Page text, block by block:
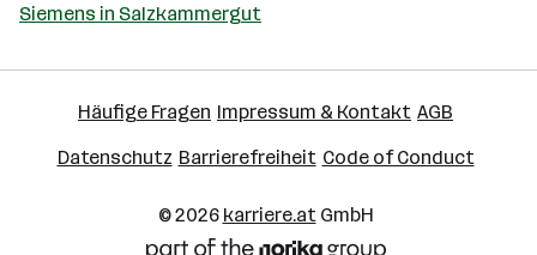
Siemens in Salzkammergut
Häufige Fragen Impressum & Kontakt AGB
Datenschutz Barrierefreiheit Code of Conduct
© 2026 karriere.atGmbH